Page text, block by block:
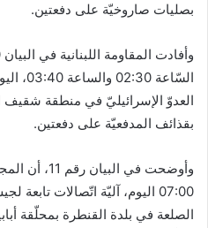
بصليات صاروخيّة على دفعتين.
السّاعة
العدوّ الإسرائيليّ في منطقة
بقذائف المدفعيّة على دفعتين.
وأوضحت في
07:00 اليوم، آليّة اتّصالات
الصلعة في بلدة القنطرة بمحلّقة